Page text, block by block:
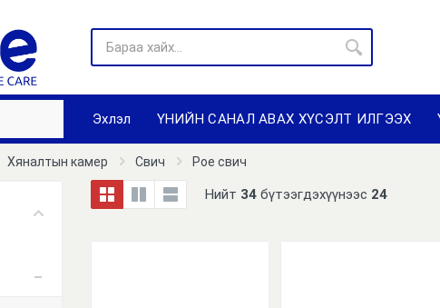
Эхлэл ҮНИЙН САНАЛ АВАХ ХҮСЭЛТ ИЛГЭЭХ
Хяналтын камер Свич Poe свич
Нийт 34 бүтээгдэхүүнээс 24